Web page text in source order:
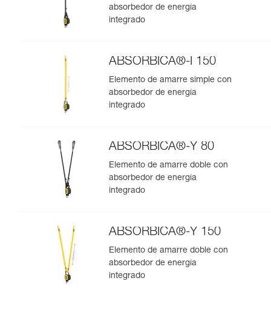
absorbedor de energía
integrado
ABSORBICA®-I 150
Elemento de amarre simple con
absorbedor de energía
integrado
ABSORBICA®-Y 80
Elemento de amarre doble con
absorbedor de energía
integrado
ABSORBICA®-Y 150
Elemento de amarre doble con
absorbedor de energía
integrado